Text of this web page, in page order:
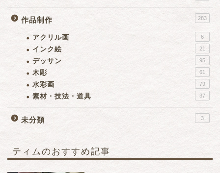
作品制作 283
アクリル画 6
インク絵 21
デッサン 95
木彫 61
水彩画 79
素材・技法・道具 37
未分類 3
ティムのおすすめ記事